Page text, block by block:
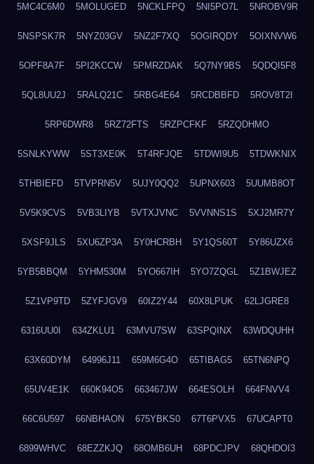
5MC4C6M0 5MOLUGED 5NCKLFPQ 5NI5PO7L 5NROBV9R
5NSPSK7R 5NYZ03GV 5NZ2F7XQ 5OGIRQDY 5OIXNVW6
5OPF8A7F 5PI2KCCW 5PMRZDAK 5Q7NY9BS 5QDQI5F8
5QL8UU2J 5RALQ21C 5RBG4E64 5RCDBBFD 5ROV8T2I
5RP6DWR8 5RZ72FTS 5RZPCFKF 5RZQDHMO
5SNLKYWW 5ST3XE0K 5T4RFJQE 5TDWI9U5 5TDWKNIX
5THBIEFD 5TVPRN5V 5UJY0QQ2 5UPNX603 5UUMB8OT
5V5K9CVS 5VB3LIYB 5VTXJVNC 5VVNNS1S 5XJ2MR7Y
5XSF9JLS 5XU6ZP3A 5Y0HCRBH 5Y1QS60T 5Y86UZX6
5YB5BBQM 5YHM530M 5YO667IH 5YO7ZQGL 5Z1BWJEZ
5Z1VP9TD 5ZYFJGV9 60IZ2Y44 60X8LPUK 62LJGRE8
6316UU0I 634ZKLU1 63MVU7SW 63SPQINX 63WDQUHH
63X60DYM 64996J11 659M6G4O 65TIBAG5 65TN6NPQ
65UV4E1K 660K94O5 663467JW 664ESOLH 664FNVV4
66C6U597 66NBHAON 675YBKS0 67T6PVX5 67UCAPT0
6899WHVC 68EZZKJQ 68OMB6UH 68PDCJPV 68QHDOI3